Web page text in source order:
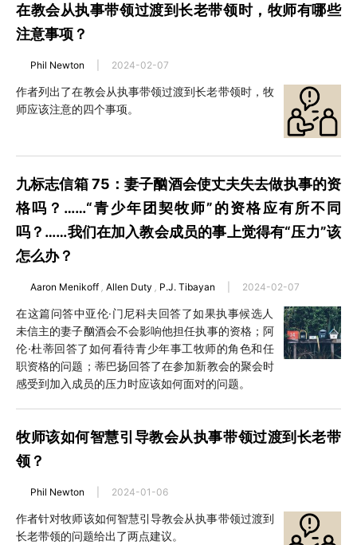
在教会从执事带领过渡到长老带领时，牧师有哪些
注意事项？
Phil Newton 2024-02-07
作者列出了在教会从执事带领过渡到长老带领时，牧
师应该注意的四个事项。
九标志信箱 75：妻子酗酒会使丈夫失去做执事的资
格吗？……“青少年团契牧师”的资格应有所不同
吗？……我们在加入教会成员的事上觉得有“压力”该
怎么办？
Aaron Menikoff Allen Duty P.J. Tibayan 2024-02-07
在这篇问答中亚伦·门尼科夫回答了如果执事候选人
未信主的妻子酗酒会不会影响他担任执事的资格；阿
伦·杜蒂回答了如何看待青少年事工牧师的角色和任
职资格的问题；蒂巴扬回答了在参加新教会的聚会时
感受到加入成员的压力时应该如何面对的问题。
牧师该如何智慧引导教会从执事带领过渡到长老带
领？
Phil Newton 2024-01-06
作者针对牧师该如何智慧引导教会从执事带领过渡到
长老带领的问题给出了两点建议。